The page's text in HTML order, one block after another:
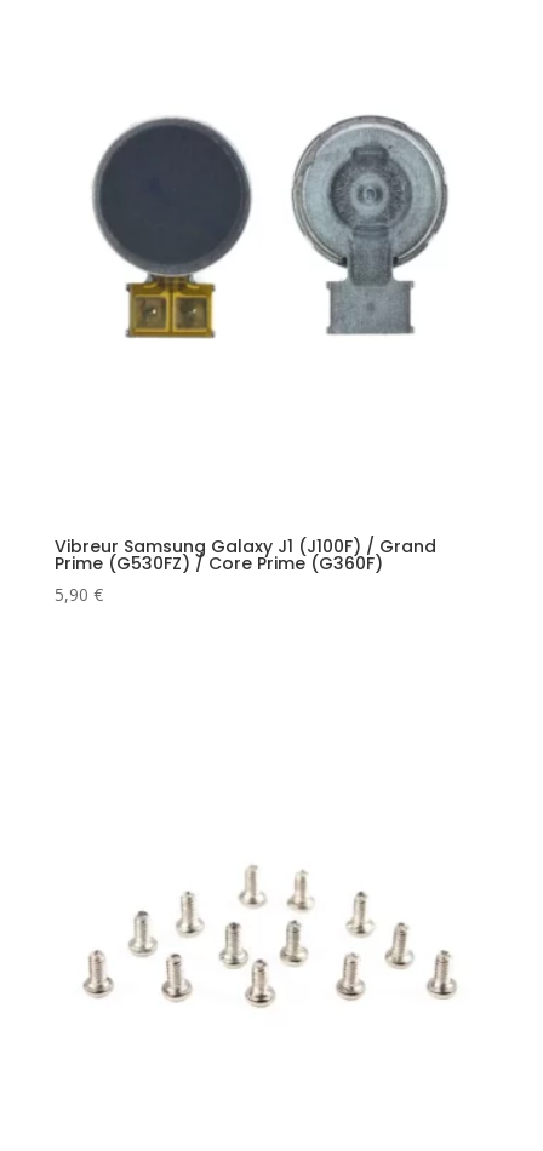
Vibreur Samsung Galaxy J1 (J100F) / Grand
Prime (G530FZ) / Core Prime (G360F)
5,90 €